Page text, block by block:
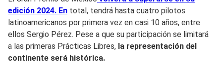
edición 2024. En total, tendrá hasta cuatro pilotos
latinoamericanos por primera vez en casi 10 años, entre
ellos Sergio Pérez. Pese a que su participación se limitará
a las primeras Prácticas Libres, la representación del
continente será histórica.